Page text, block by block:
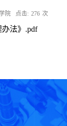
院 点击: 276 次
办法》.pdf